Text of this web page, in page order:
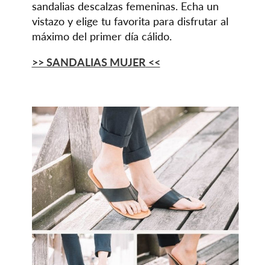
sandalias descalzas femeninas. Echa un
vistazo y elige tu favorita para disfrutar al
máximo del primer día cálido.
>> SANDALIAS MUJER <<